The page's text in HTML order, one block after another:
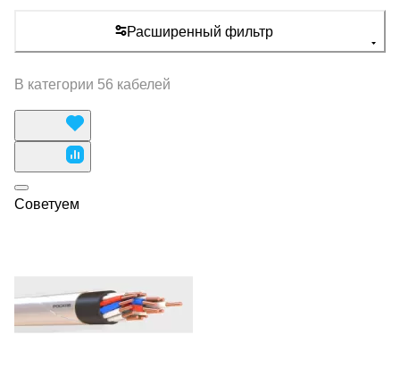
Расширенный фильтр
В категории 56 кабелей
Советуем